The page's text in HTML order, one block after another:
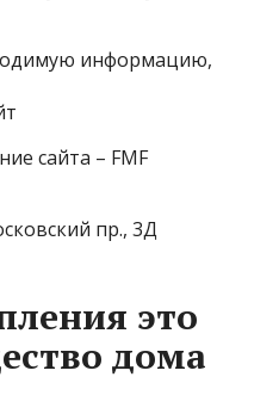
информацию,
сайта – FMF
пр., 3Д
это
дома